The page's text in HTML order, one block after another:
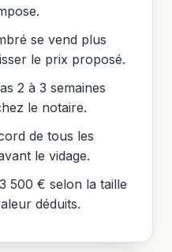
se vend plus
le prix proposé.
2 à 3 semaines
le notaire.
de tous les
le vidage.
500 € selon la taille
déduits.